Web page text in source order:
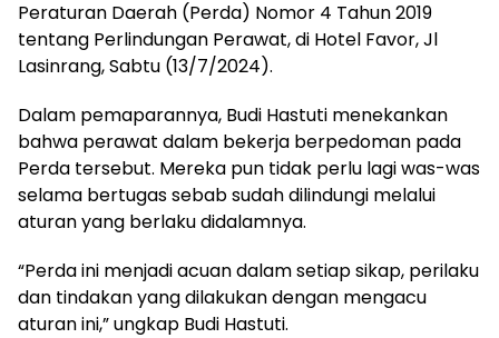
Peraturan Daerah (Perda) Nomor 4 Tahun 2019
tentang Perlindungan Perawat, di Hotel Favor, Jl
Lasinrang, Sabtu (13/7/2024).
Dalam pemaparannya, Budi Hastuti menekankan
bahwa perawat dalam bekerja berpedoman pada
Perda tersebut. Mereka pun tidak perlu lagi was-was
selama bertugas sebab sudah dilindungi melalui
aturan yang berlaku didalamnya.
“Perda ini menjadi acuan dalam setiap sikap, perilaku
dan tindakan yang dilakukan dengan mengacu
aturan ini,” ungkap Budi Hastuti.